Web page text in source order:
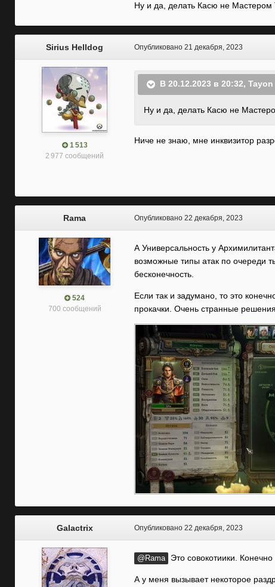
Ну и да, делать Касю не Мастером
Sirius Helldog
1 513
2 977 сообщений
Опубликовано 21 декабря, 2023
В 20.12.2023 в 20:32, Tayon
Ну и да, делать Касю не
Ниче не знаю, мне инквизитор
Rama
524
700 сообщений
Опубликовано 22 декабря, 2023
А Универсальность у
возможные типы атак по очереди
бесконечность.
Если так и задумано, то это
прокачки. Очень странные решения.
Galactrix Опубликовано 22 декабря, 2023
@Rama Это совокотиики. Конечно
А у меня вызывает некоторое